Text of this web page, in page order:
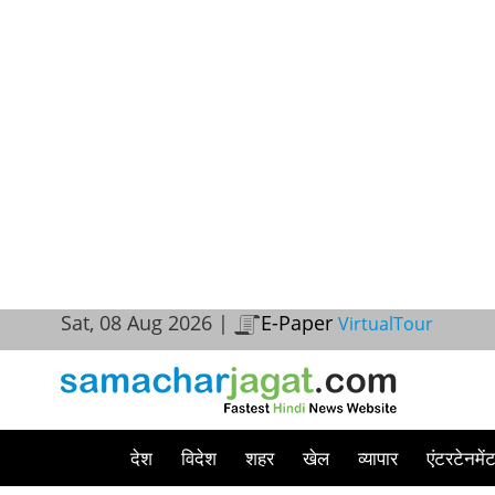
Sat, 08 Aug 2026 | E-Paper VirtualTour
देश विदेश शहर खेल व्यापार एंटरटेनमेंट